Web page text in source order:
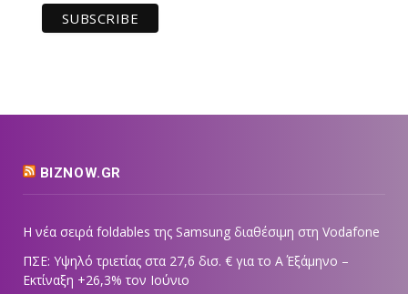
BIZNOW.GR
Η νέα σειρά foldables της Samsung διαθέσιμη στη Vodafone
ΠΣΕ: Υψηλό τριετίας στα 27,6 δισ. € για το Α΄ Εξάμηνο –
Εκτίναξη +26,3% τον Ιούνιο